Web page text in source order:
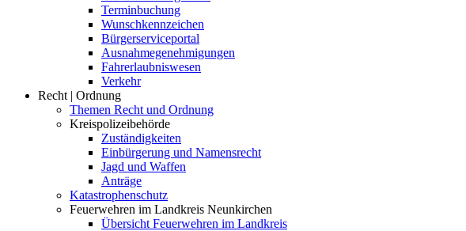
Terminbuchung
Wunschkennzeichen
Bürgerserviceportal
Ausnahmegenehmigungen
Fahrerlaubniswesen
Verkehr
Recht | Ordnung
Themen Recht und Ordnung
Kreispolizeibehörde
Zuständigkeiten
Einbürgerung und Namensrecht
Jagd und Waffen
Anträge
Katastrophenschutz
Feuerwehren im Landkreis Neunkirchen
Übersicht Feuerwehren im Landkreis